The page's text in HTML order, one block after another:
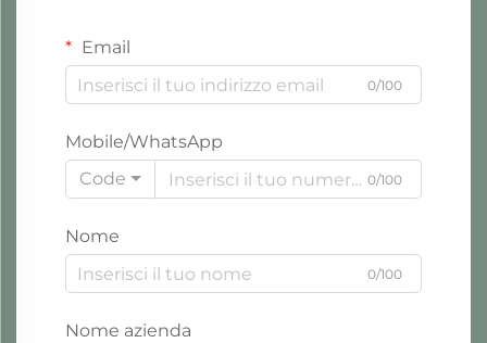
Email
0/100
Mobile/WhatsApp
Code
0/100
Nome
0/100
Nome azienda